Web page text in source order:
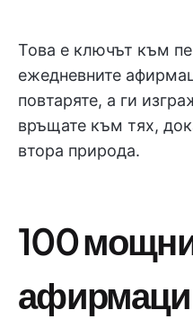
Това е ключът към
ежедневните
повтаряте, а ги
връщате към тях,
втора природа.
100